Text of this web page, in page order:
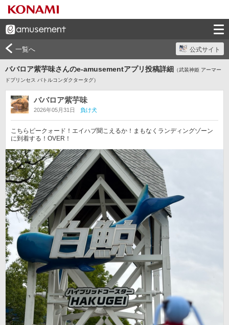
一覧へ 公式サイト
ババロア紫芋味さんのe-amusementアプリ投稿詳細 （武装神姫 アーマー
ドプリンセス バトルコンダクタータグ）
ババロア紫芋味
2026年05月31日 負け犬
こちらピークォード！エイハブ聞こえるか！まもなくランディングゾーン
に到着する！OVER！